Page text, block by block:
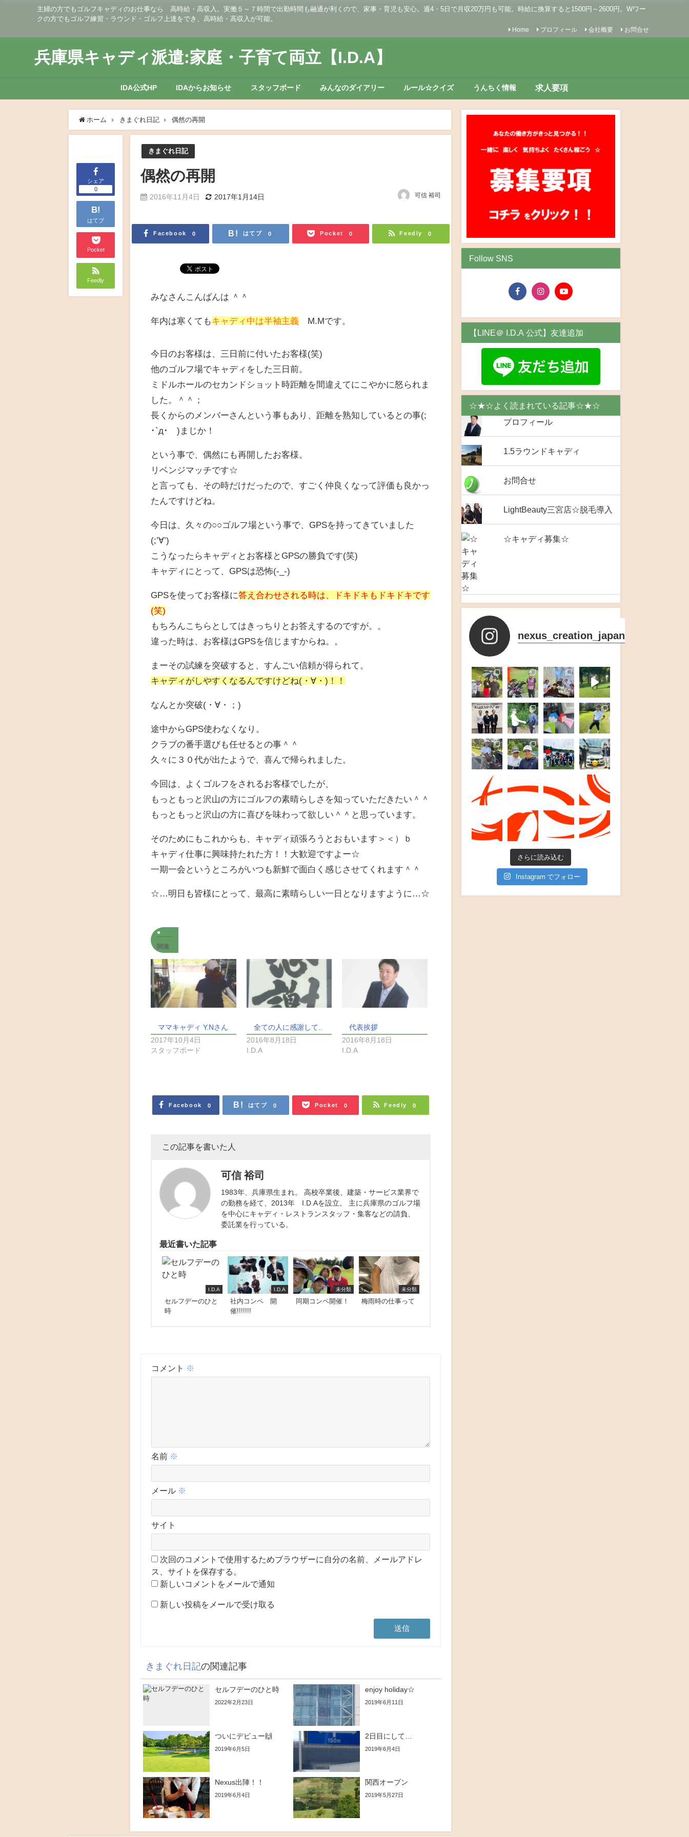
主婦の方でもゴルフキャディのお仕事なら 高時給・高収入。実働５～７時間で出勤時間も融通が利くので、家事・育児も安心。週4・5日で月収20万円も可能。時給に換算すると1500円～2600円。Wワー
クの方でもゴルフ練習・ラウンド・ゴルフ上達をでき、高時給・高収入が可能。
Home プロフィール 会社概要 お問合せ
兵庫県キャディ派遣:家庭・子育て両立【I.D.A】
IDA公式HP IDAからお知らせ スタッフボード みんなのダイアリー ルール☆クイズ うんちく情報 求人要項
ホーム きまぐれ日記 偶然の再開
シェア
0
B!
はてブ
Pocket
Feedly
きまぐれ日記
偶然の再開
2016年11月4日 2017年1月14日 可信 裕司
Facebook 0 はてブ 0 Pocket 0 Feedly 0
みなさんこんばんは ＾＾
年内は寒くてもキャディ中は半袖主義 M.Mです。
今日のお客様は、三日前に付いたお客様(笑)
他のゴルフ場でキャディをした三日前。
ミドルホールのセカンドショット時距離を間違えてにこやかに怒られま
した。＾＾；
長くからのメンバーさんという事もあり、距離を熟知しているとの事(;
･`д･´)まじか！
という事で、偶然にも再開したお客様。
リベンジマッチです☆
と言っても、その時だけだったので、すごく仲良くなって評価も良かっ
たんですけどね。
今日は、久々の○○ゴルフ場という事で、GPSを持ってきていました
(;’∀’)
こうなったらキャディとお客様とGPSの勝負です(笑)
キャディにとって、GPSは恐怖(-_-)
GPSを使ってお客様に答え合わせされる時は、ドキドキもドキドキです
(笑)
もちろんこちらとしてはきっちりとお答えするのですが。。
違った時は、お客様はGPSを信じますからね。。
まーその試練を突破すると、すんごい信頼が得られて。
キャディがしやすくなるんですけどね(・∀・)！！
なんとか突破(・∀・；)
途中からGPS使わなくなり。
クラブの番手選びも任せるとの事＾＾
久々に３０代が出たようで、喜んで帰られました。
今回は、よくゴルフをされるお客様でしたが、
もっともっと沢山の方にゴルフの素晴らしさを知っていただきたい＾＾
もっともっと沢山の方に喜びを味わって欲しい＾＾と思っています。
そのためにもこれからも、キャディ頑張ろうとおもいます＞＜）ｂ
キャディ仕事に興味持たれた方！！大歓迎ですよー☆
一期一会というところがいつも新鮮で面白く感じさせてくれます＾＾
☆…明日も皆様にとって、最高に素晴らしい一日となりますように…☆
関連
ママキャディ Y.Nさん
2017年10月4日
スタッフボード
全ての人に感謝して..
2016年8月18日
I.D.A
代表挨拶
2016年8月18日
I.D.A
Facebook 0 はてブ 0 Pocket 0 Feedly 0
この記事を書いた人
可信 裕司
1983年、兵庫県生まれ。 高校卒業後、建築・サービス業界で
の勤務を経て、2013年 I.D.Aを設立。 主に兵庫県のゴルフ場
を中心にキャディ・レストランスタッフ・集客などの請負、
委託業を行っている。
最近書いた記事
I.D.A
セルフデーのひと
時
I.D.A
社内コンペ 開
催!!!!!!!
未分類
同期コンペ開催！
未分類
梅雨時の仕事って
コメント ※
名前 ※
メール ※
サイト
次回のコメントで使用するためブラウザーに自分の名前、メールアドレ
ス、サイトを保存する。
新しいコメントをメールで通知
新しい投稿をメールで受け取る
きまぐれ日記の関連記事
セルフデーのひと時
2022年2月23日
enjoy holiday☆
2019年6月11日
ついにデビュー🙌
2019年6月5日
2日目にして…
2019年6月4日
Nexus出陣！！
2019年6月4日
関西オープン
2019年5月27日
Follow SNS
【LINE＠ I.D.A 公式】友達追加
☆★☆よく読まれている記事☆★☆
プロフィール
1.5ラウンドキャディ
お問合せ
LightBeauty三宮店☆脱毛導入
☆キャディ募集☆
nexus_creation_japan
さらに読み込む
Instagram でフォロー